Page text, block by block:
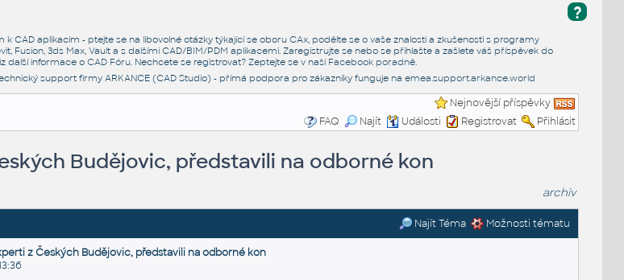
?
k CAD aplikacím - ptejte se na libovolné otázky týkající se oboru CAx, podělte se o vaše znalosti a zkušenosti s programy
Fusion, 3ds Max, Vault a s dalšími CAD/BIM/PDM aplikacemi. Zaregistrujte se nebo se přihlašte a zašlete váš příspěvek do
další informace o CAD Fóru. Nechcete se registrovat? Zeptejte se v naší Facebook poradně.
support firmy ARKANCE (CAD Studio) - přímá podpora pro zákazníky funguje na emea.support.arkance.world
Nejnovější příspěvky
FAQ
Najít Události Registrovat Přihlásit
Budějovic, představili na odborné kon
archiv
Najít Téma Možnosti tématu
z Českých Budějovic, představili na odborné kon